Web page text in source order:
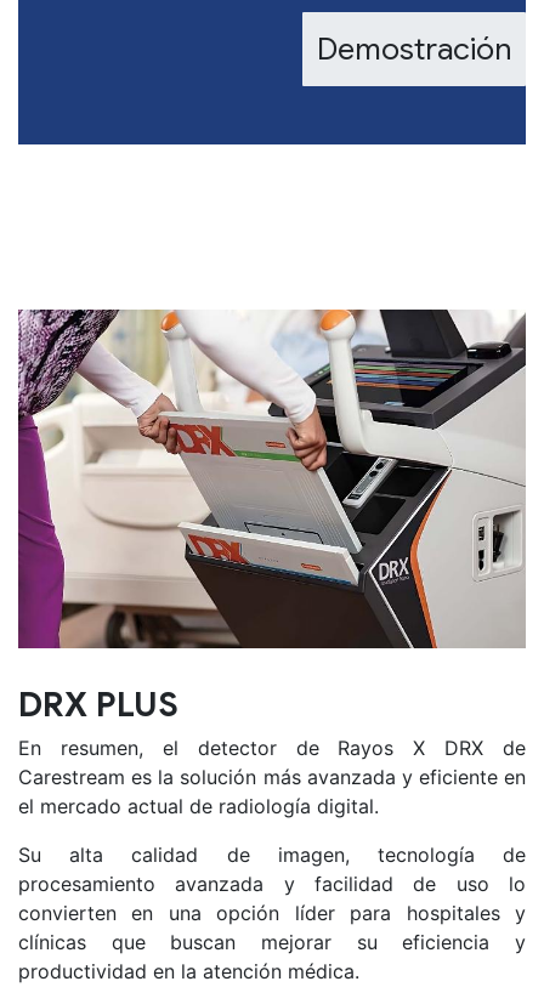
Demostración
DRX PLUS
En resumen, el detector de Rayos X DRX de
Carestream es la solución más avanzada y eficiente en
el mercado actual de radiología digital.
Su alta calidad de imagen, tecnología de
procesamiento avanzada y facilidad de uso lo
convierten en una opción líder para hospitales y
clínicas que buscan mejorar su eficiencia y
productividad en la atención médica.